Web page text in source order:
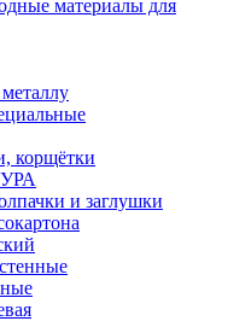
материалы для
корщётки
и заглушки